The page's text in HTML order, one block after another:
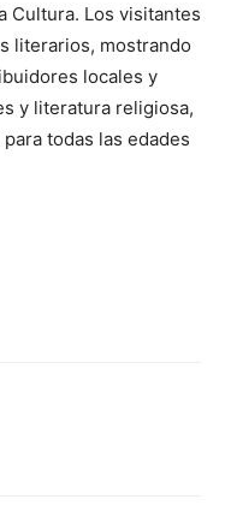
Cultura. Los visitantes
literarios, mostrando
locales y
y literatura religiosa,
todas las edades